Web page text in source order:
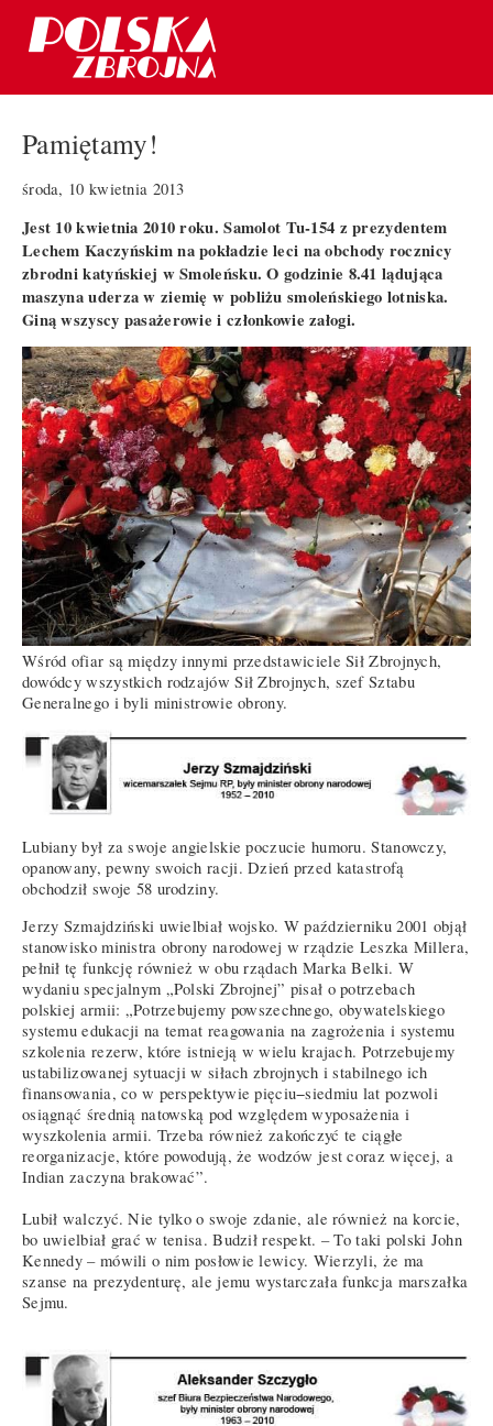
Pamiętamy!
środa, 10 kwietnia 2013
Jest 10 kwietnia 2010 roku. Samolot Tu-154 z prezydentem
Lechem Kaczyńskim na pokładzie leci na obchody rocznicy
zbrodni katyńskiej w Smoleńsku. O godzinie 8.41 lądująca
maszyna uderza w ziemię w pobliżu smoleńskiego lotniska.
Giną wszyscy pasażerowie i członkowie załogi.
Wśród ofiar są między innymi przedstawiciele Sił Zbrojnych,
dowódcy wszystkich rodzajów Sił Zbrojnych, szef Sztabu
Generalnego i byli ministrowie obrony.
Lubiany był za swoje angielskie poczucie humoru. Stanowczy,
opanowany, pewny swoich racji. Dzień przed katastrofą
obchodził swoje 58 urodziny.
Jerzy Szmajdziński uwielbiał wojsko. W październiku 2001 objął
stanowisko ministra obrony narodowej w rządzie Leszka Millera,
pełnił tę funkcję również w obu rządach Marka Belki. W
wydaniu specjalnym „Polski Zbrojnej” pisał o potrzebach
polskiej armii: „Potrzebujemy powszechnego, obywatelskiego
systemu edukacji na temat reagowania na zagrożenia i systemu
szkolenia rezerw, które istnieją w wielu krajach. Potrzebujemy
ustabilizowanej sytuacji w siłach zbrojnych i stabilnego ich
finansowania, co w perspektywie pięciu−siedmiu lat pozwoli
osiągnąć średnią natowską pod względem wyposażenia i
wyszkolenia armii. Trzeba również zakończyć te ciągłe
reorganizacje, które powodują, że wodzów jest coraz więcej, a
Indian zaczyna brakować”.
Lubił walczyć. Nie tylko o swoje zdanie, ale również na korcie,
bo uwielbiał grać w tenisa. Budził respekt. – To taki polski John
Kennedy – mówili o nim posłowie lewicy. Wierzyli, że ma
szanse na prezydenturę, ale jemu wystarczała funkcja marszałka
Sejmu.